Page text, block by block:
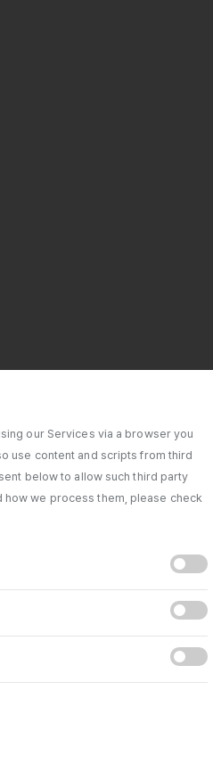
our Services via a browser you
use content and scripts from third
below to allow such third party
we process them, please check